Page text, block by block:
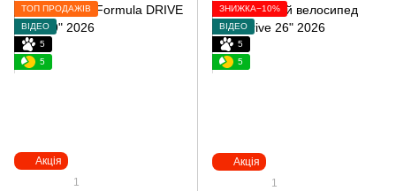
Акція
ТОП ПРОДАЖІВ
ВІДЕО
5
5
1
Акція
ЗНИЖКА−10%
ВІДЕО
5
5
1